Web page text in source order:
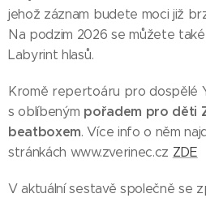
jehož záznam budete moci již
Na podzim 2026 se můžete
Labyrint hlasů.
Kromě repertoáru pro dospělé
s oblíbeným pořadem pro děti
beatboxem. Více info o něm
stránkách www.zverinec.cz ZDE
V aktuální sestavě společně se